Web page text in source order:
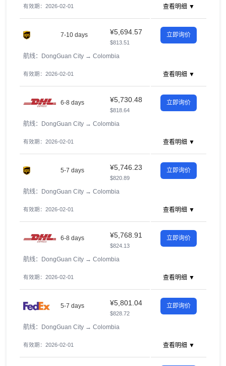
有效期：2026-02-01 查看明细 ▼
7-10 days ¥5,694.57
$813.51
立即询价
航线：DongGuan City → Colombia
有效期：2026-02-01 查看明细 ▼
6-8 days ¥5,730.48
$818.64
立即询价
航线：DongGuan City → Colombia
有效期：2026-02-01 查看明细 ▼
5-7 days ¥5,746.23
$820.89
立即询价
航线：DongGuan City → Colombia
有效期：2026-02-01 查看明细 ▼
6-8 days ¥5,768.91
$824.13
立即询价
航线：DongGuan City → Colombia
有效期：2026-02-01 查看明细 ▼
5-7 days ¥5,801.04
$828.72
立即询价
航线：DongGuan City → Colombia
有效期：2026-02-01 查看明细 ▼